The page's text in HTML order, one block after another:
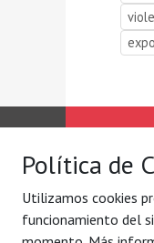
Con
Política de
Utilizamos cookies
funcionamiento del